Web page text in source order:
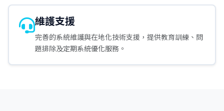
維護支援
完善的系統維護與在地化技術支援，提供教育訓練、問
題排除及定期系統優化服務。